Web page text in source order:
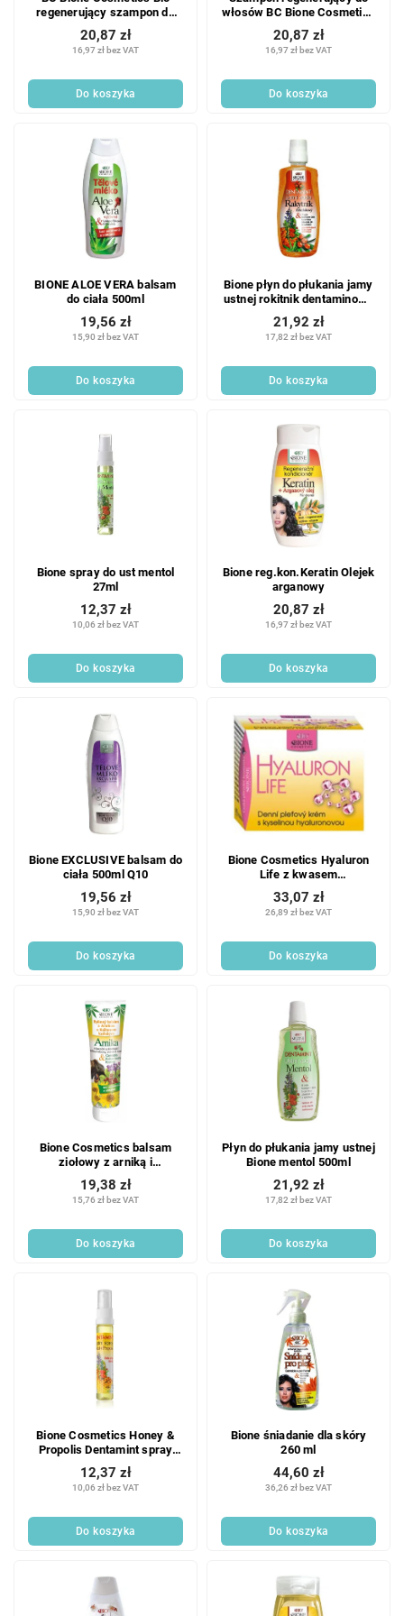
regenerujący szampon do
włosów Miód + Koenzym
Q10 260 ml
16,97 zł bez VAT
20,87 zł
Do koszyka
włosów BC Bione Cosmetics
Lawenda & Pantenol i
Keratyna 260 ml
16,97 zł bez VAT
20,87 zł
Do koszyka
BIONE ALOE VERA balsam
do ciała 500ml
15,90 zł bez VAT
19,56 zł
Do koszyka
Bione płyn do płukania jamy
ustnej rokitnik dentaminowy
500ml
17,82 zł bez VAT
21,92 zł
Do koszyka
Bione spray do ust mentol
27ml
10,06 zł bez VAT
12,37 zł
Do koszyka
Bione reg.kon.Keratin Olejek
arganowy
16,97 zł bez VAT
20,87 zł
Do koszyka
Bione EXCLUSIVE balsam do
ciała 500ml Q10
15,90 zł bez VAT
19,56 zł
Do koszyka
Bione Cosmetics Hyaluron
Life z kwasem
hialuronowym krem na dzień
51 ml
26,89 zł bez VAT
33,07 zł
Do koszyka
Bione Cosmetics balsam
ziołowy z arniką i
kasztanowcem 300 ml
15,76 zł bez VAT
19,38 zł
Do koszyka
Płyn do płukania jamy ustnej
Bione mentol 500ml
17,82 zł bez VAT
21,92 zł
Do koszyka
Bione Cosmetics Honey &
Propolis Dentamint spray
doustny 27 ml
10,06 zł bez VAT
12,37 zł
Do koszyka
Bione śniadanie dla skóry
260 ml
36,26 zł bez VAT
44,60 zł
Do koszyka